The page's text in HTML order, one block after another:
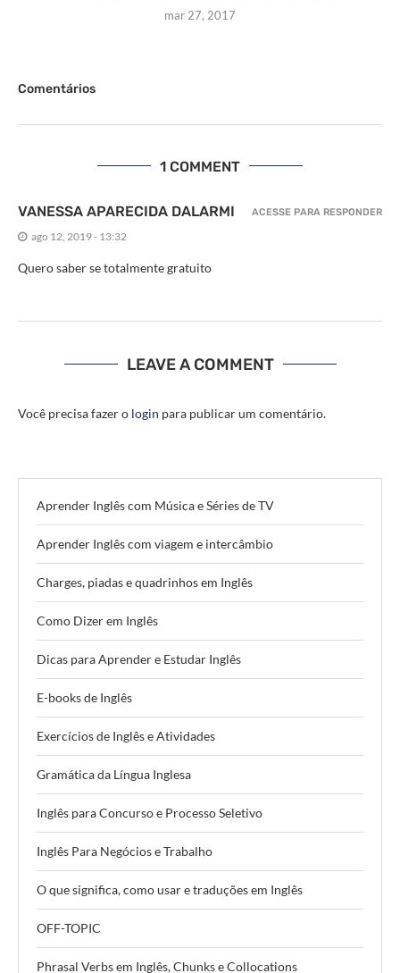
mar 27, 2017
Comentários
1 COMMENT
VANESSA APARECIDA DALARMI
ago 12, 2019 - 13:32
Quero saber se totalmente gratuito
ACESSE PARA RESPONDER
LEAVE A COMMENT
Você precisa fazer o login para publicar um comentário.
Aprender Inglês com Música e Séries de TV
Aprender Inglês com viagem e intercâmbio
Charges, piadas e quadrinhos em Inglês
Como Dizer em Inglês
Dicas para Aprender e Estudar Inglês
E-books de Inglês
Exercícios de Inglês e Atividades
Gramática da Língua Inglesa
Inglês para Concurso e Processo Seletivo
Inglês Para Negócios e Trabalho
O que significa, como usar e traduções em Inglês
OFF-TOPIC
Phrasal Verbs em Inglês, Chunks e Collocations